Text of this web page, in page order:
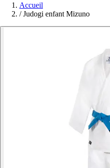
Accueil
/ Judogi enfant Mizuno